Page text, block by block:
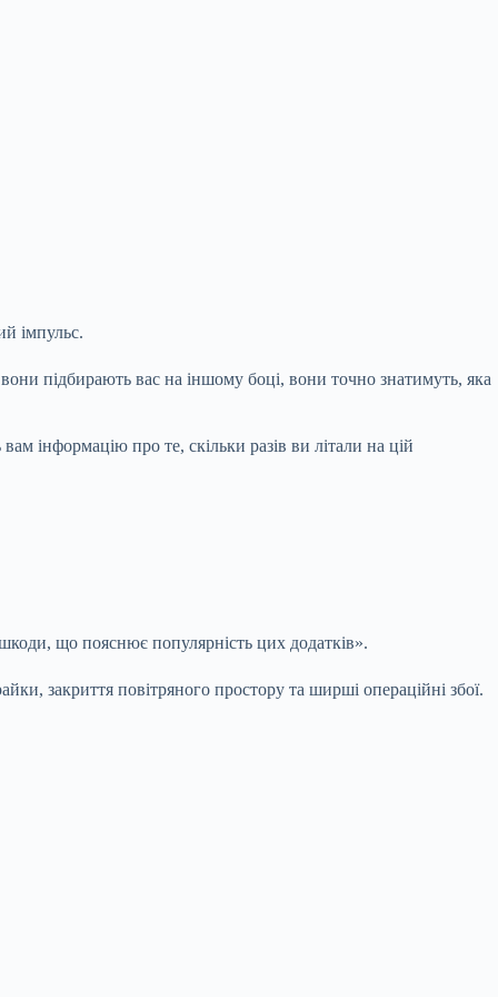
імпульс.
підбирають вас на іншому боці, вони точно знатимуть, яка
інформацію про те, скільки разів ви літали на цій
що пояснює популярність цих додатків».
закриття повітряного простору та ширші операційні збої.